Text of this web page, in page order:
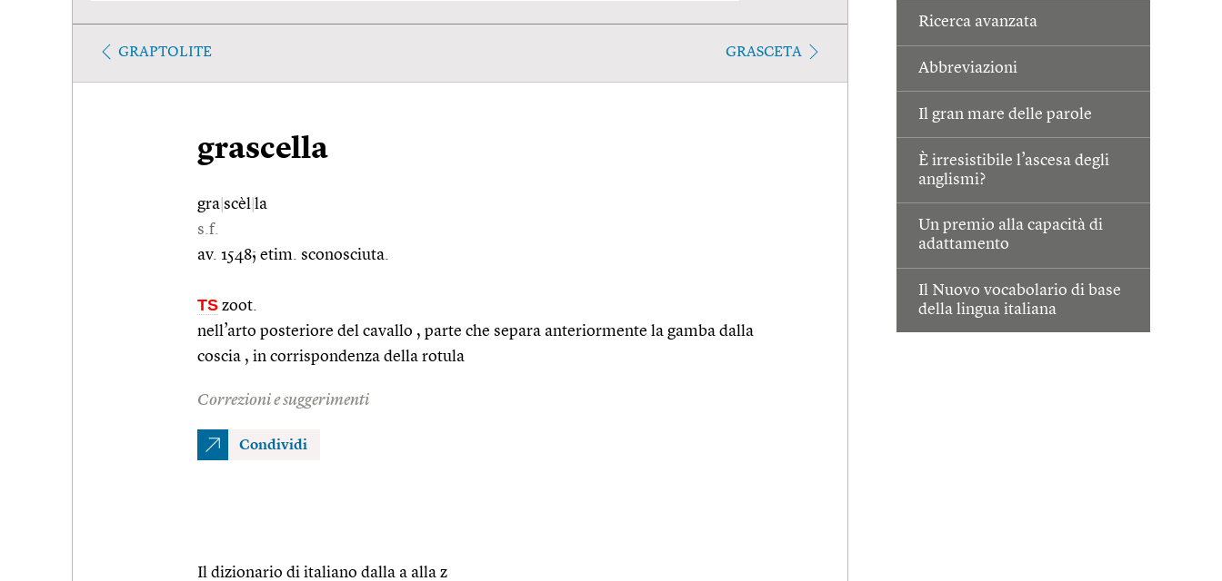
Ricerca avanzata
Abbreviazioni
Il gran mare delle parole
È irresistibile l’ascesa degli
anglismi?
Un premio alla capacità di
adattamento
Il Nuovo vocabolario di base
della lingua italiana
GRAPTOLITE GRASCETA
grascella
gra scèl la
s.f.
av. 1548; etim. sconosciuta.
TS zoot.
nell’arto posteriore del cavallo , parte che separa anteriormente la gamba dalla
coscia , in corrispondenza della rotula
Correzioni e suggerimenti
Condividi
Il dizionario di italiano dalla a alla z